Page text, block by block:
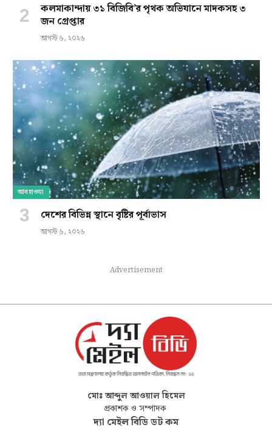
কলমাকান্দায় ৩১ বিজিবি’র পৃথক অভিযানে মাদকসহ ৩
জন গ্রেপ্তার
আগস্ট ৬, ২০২৬
আবহাওয়া
দেশের বিভিন্ন স্থানে বৃষ্টির পূর্বাভাস
আগস্ট ৬, ২০২৬
Advertisement
মোঃ আব্দুল আওয়াল হিমেল
প্রকাশক ও সম্পাদক
দ্যা মেইল বিডি ডট কম